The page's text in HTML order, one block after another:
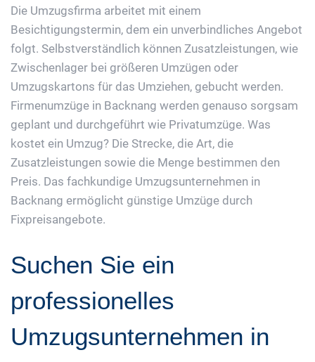
Die Umzugsfirma arbeitet mit einem
Besichtigungstermin, dem ein unverbindliches Angebot
folgt. Selbstverständlich können Zusatzleistungen, wie
Zwischenlager bei größeren Umzügen oder
Umzugskartons für das Umziehen, gebucht werden.
Firmenumzüge in Backnang werden genauso sorgsam
geplant und durchgeführt wie Privatumzüge. Was
kostet ein Umzug? Die Strecke, die Art, die
Zusatzleistungen sowie die Menge bestimmen den
Preis. Das fachkundige Umzugsunternehmen in
Backnang ermöglicht günstige Umzüge durch
Fixpreisangebote.
Suchen Sie ein
professionelles
Umzugsunternehmen in